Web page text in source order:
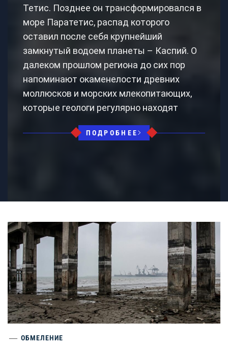
Тетис. Позднее он трансформировался в
море Паратетис, распад которого
оставил после себя крупнейший
замкнутый водоем планеты – Каспий. О
далеком прошлом региона до сих пор
напоминают окаменелости древних
моллюсков и морских млекопитающих,
которые геологи регулярно находят
ПОДРОБНЕЕ
ОБМЕЛЕНИЕ